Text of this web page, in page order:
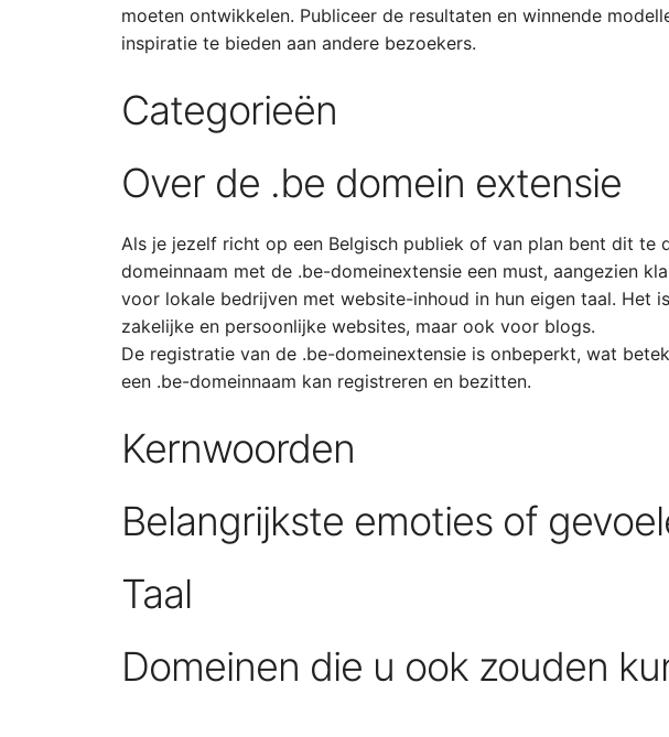
moeten ontwikkelen. Publiceer de resultaten en winnende
inspiratie te bieden aan andere bezoekers.
Categorieën
Over de .be domein extensie
Als je jezelf richt op een Belgisch publiek of van plan bent dit te
domeinnaam met de .be-domeinextensie een must, aangezien
voor lokale bedrijven met website-inhoud in hun eigen taal. Het
zakelijke en persoonlijke websites, maar ook voor blogs.
De registratie van de .be-domeinextensie is onbeperkt, wat
een .be-domeinnaam kan registreren en bezitten.
Kernwoorden
Belangrijkste emoties of
Taal
Domeinen die u ook zouden